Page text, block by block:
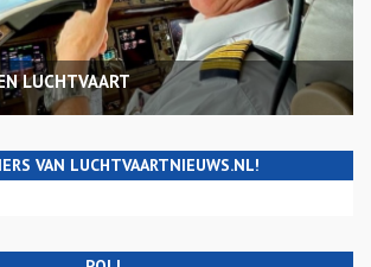
LUCHTVAART
VAN LUCHTVAARTNIEUWS.NL!